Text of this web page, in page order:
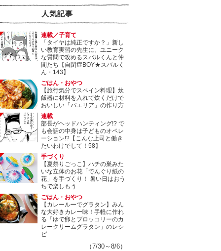
人気記事
連載／子育て
「タイヤは純正ですか？」新し
い教育実習の先生に、ユニーク
な質問で攻めるスバルくんと仲
間たち【自閉症BOY★スバルく
ん・143】
ごはん・おやつ
【旅行気分でスペイン料理】炊
飯器に材料を入れて炊くだけで
おいしい「パエリア」の作り方
連載
部長がヘッドハンティング!? で
も会話の中身は子どものオペレ
ーション!?【こんな上司と働き
たいわけでして！58】
手づくり
【夏祭りごっこ】ハチの巣みた
いな立体のお花「でんぐり紙の
花」を手づくり！ 暑い日はおう
ちで楽しもう
ごはん・おやつ
【カレールーでグラタン】みん
な大好きカレー味！手軽に作れ
る「ゆで卵とブロッコリーのカ
レークリームグラタン」のレシ
ピ
（7/30～8/6）